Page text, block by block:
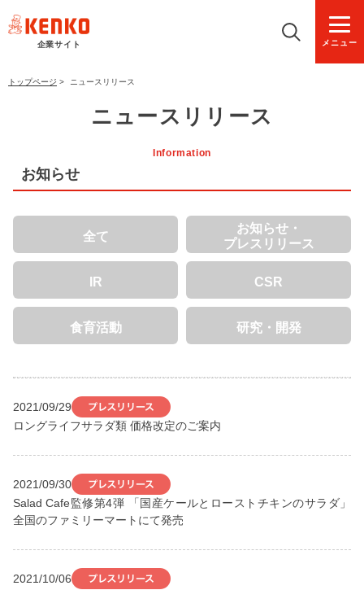
企業サイト メニュー
トップページ > ニュースリリース
ニュースリリース
Information
お知らせ
全て
お知らせ・
プレスリリース
IR CSR
食育活動 研究・開発
2021/09/29
ロングライフサラダ類 価格改定のご案内
2021/09/30
Salad Cafe監修第4弾 「国産ケールとローストチキンのサラダ」
全国のファミリーマートにて発売
2021/10/06